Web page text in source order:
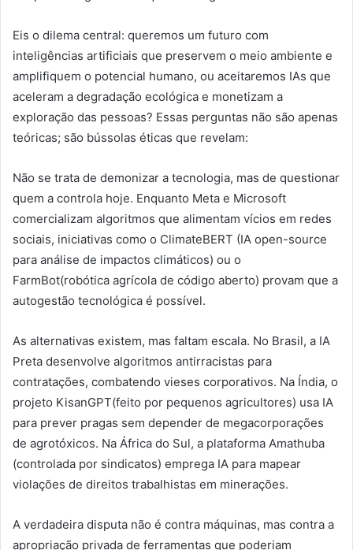
Eis o dilema central: queremos um futuro com
inteligências artificiais que preservem o meio ambiente e
amplifiquem o potencial humano, ou aceitaremos IAs que
aceleram a degradação ecológica e monetizam a
exploração das pessoas? Essas perguntas não são apenas
teóricas; são bússolas éticas que revelam:
Não se trata de demonizar a tecnologia, mas de questionar
quem a controla hoje. Enquanto Meta e Microsoft
comercializam algoritmos que alimentam vícios em redes
sociais, iniciativas como o ClimateBERT (IA open-source
para análise de impactos climáticos) ou o
FarmBot(robótica agrícola de código aberto) provam que a
autogestão tecnológica é possível.
As alternativas existem, mas faltam escala. No Brasil, a IA
Preta desenvolve algoritmos antirracistas para
contratações, combatendo vieses corporativos. Na Índia, o
projeto KisanGPT(feito por pequenos agricultores) usa IA
para prever pragas sem depender de megacorporações
de agrotóxicos. Na África do Sul, a plataforma Amathuba
(controlada por sindicatos) emprega IA para mapear
violações de direitos trabalhistas em minerações.
A verdadeira disputa não é contra máquinas, mas contra a
apropriação privada de ferramentas que poderiam